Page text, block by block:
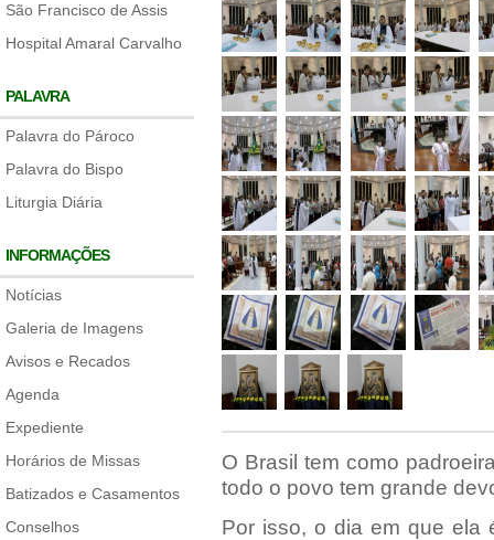
São Francisco de Assis
Hospital Amaral Carvalho
PALAVRA
Palavra do Pároco
Palavra do Bispo
Liturgia Diária
INFORMAÇÕES
Notícias
Galeria de Imagens
Avisos e Recados
Agenda
Expediente
Horários de Missas
Batizados e Casamentos
Conselhos
O Brasil tem como
todo o povo tem grande
Por isso, o dia em que ela